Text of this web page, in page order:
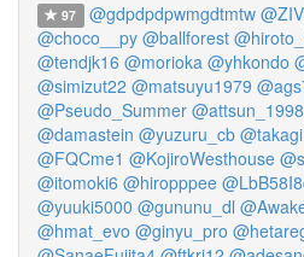
97 @gdpdpdpwmgdtmtw
@choco__py @ballforest
@tendjk16 @morioka @yhkondo
@simizut22 @matsuyu1979
@Pseudo_Summer
@damastein @yuzuru_cb
@FQCme1 @KojiroWesthouse
@itomoki6 @hiropppee
@yuuki5000 @gununu_dl
@hmat_evo @ginyu_pro